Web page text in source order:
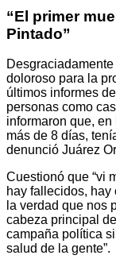
“El primer
Pintado”
doloroso para la
últimos informes
personas como
informaron que,
más de 8 días,
denunció Juárez
Cuestionó que “vi
hay fallecidos,
la verdad que nos
cabeza principal
campaña política
salud de la gente”.